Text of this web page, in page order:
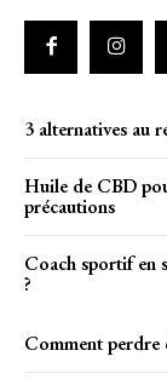
3 alternatives au
Huile de CBD
précautions
Coach sportif en
?
Comment perdre